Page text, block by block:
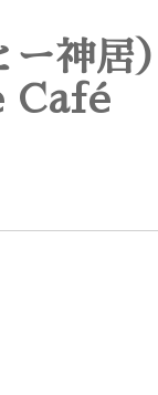
神居）
Café